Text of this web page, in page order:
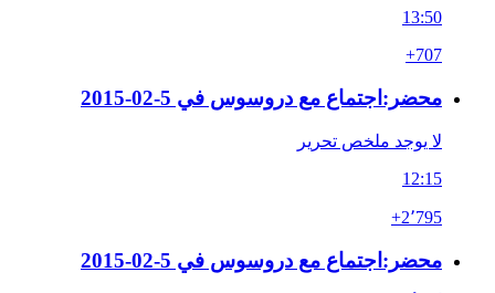
13:50
+707
محضر:اجتماع مع دروسوس في 5-02-2015
لا يوجد ملخص تحرير
12:15
+2٬795
محضر:اجتماع مع دروسوس في 5-02-2015